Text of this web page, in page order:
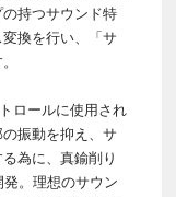
持つサウンド特
換を行い、「サ
ロールに使用され
振動を抑え、サ
為に、真鍮削り
。理想のサウン